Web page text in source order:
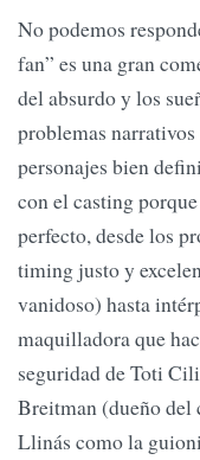
No podemos
fan” es una gran
del absurdo y los
problemas
personajes bien
con el casting
perfecto, desde los
timing justo y
vanidoso) hasta
maquilladora que
seguridad de Toti
Breitman (dueño del
Llinás como la